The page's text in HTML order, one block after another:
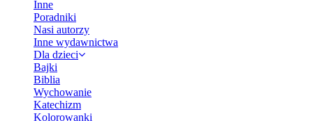
Inne
Poradniki
Nasi autorzy
Inne wydawnictwa
Dla dzieci
Bajki
Biblia
Wychowanie
Katechizm
Kolorowanki